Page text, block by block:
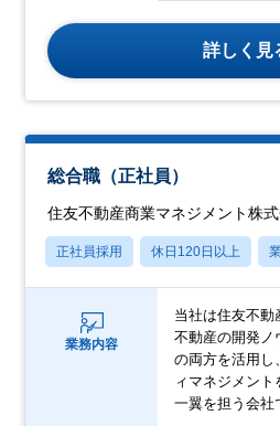
詳しく見
総合職（正社員）
住友不動産商業マネジメント株
正社員採用 休日120日以上
業務内容
当社は住友不動
不動産の開発ノ
の両⽅を活⽤し
ィマネジメン
⼀翼を担う会社